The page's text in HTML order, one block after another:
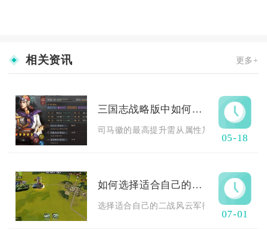
相关资讯 更多+
三国志战略版中如何将司马徽提升至最高
司马徽的最高提升需从属性加点、战法配
05-18
如何选择适合自己的二战风云军衔升级任务
选择适合自己的二战风云军衔升级任务，
07-01